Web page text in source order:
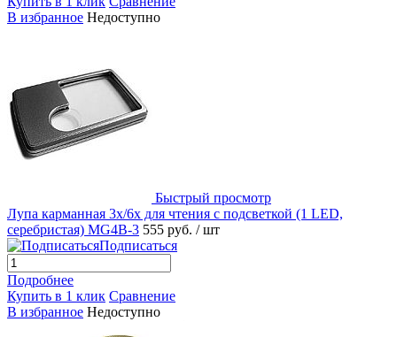
В избранное Недоступно
Быстрый просмотр
Лупа карманная 3x/6x для чтения с подсветкой (1 LED,
серебристая) MG4B-3 555 руб. / шт
Подписаться
Подробнее
Купить в 1 клик Сравнение
В избранное Недоступно